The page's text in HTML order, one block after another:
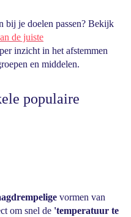
bij je doelen passen? Bekijk
de juiste
inzicht in het afstemmen
en middelen.
populaire
vormen van
om snel de 'temperatuur te